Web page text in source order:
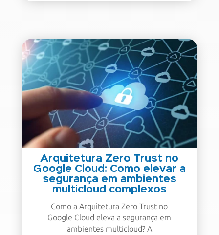
Arquitetura Zero Trust no
Google Cloud: Como elevar a
segurança em ambientes
multicloud complexos
Como a Arquitetura Zero Trust no
Google Cloud eleva a segurança em
ambientes multicloud? A